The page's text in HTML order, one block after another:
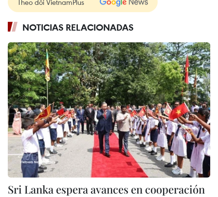
Theo dõi VietnamPlus
NOTICIAS RELACIONADAS
Sri Lanka espera avances en cooperación